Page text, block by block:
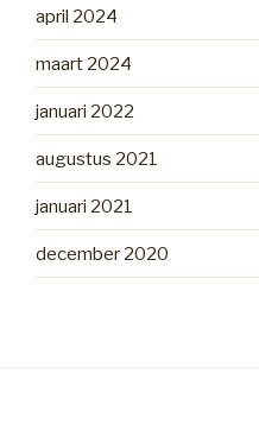
april 2024
maart 2024
januari 2022
augustus 2021
januari 2021
december 2020